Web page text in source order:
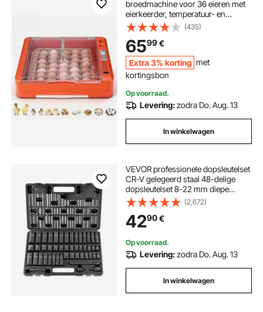
broedmachine voor 36 eieren met
eierkeerder, temperatuur- en
vochtigheidsregeling,
broedmachine voor het uitbroeden
van kuikens, eenden, ganzen en
kwartels.
(435)
6599€
Extra 3% korting met
kortingsbon
Op voorraad.
Levering:zodra Do. Aug. 13
In winkelwagen
VEVOR professionele dopsleutelset
CR-V gelegeerd staal 48-delige
dopsleutelset 8-22 mm diepe
doppen slagmoersleutel, HRC 42-
48 dopsleutel inclusief
gereedschapskoffer, metrische
schroefverwijderaar
(2,672)
4290€
Op voorraad.
Levering:zodra Do. Aug. 13
In winkelwagen